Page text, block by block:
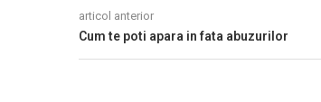
articol anterior
Cum te poti apara in fata abuzurilor